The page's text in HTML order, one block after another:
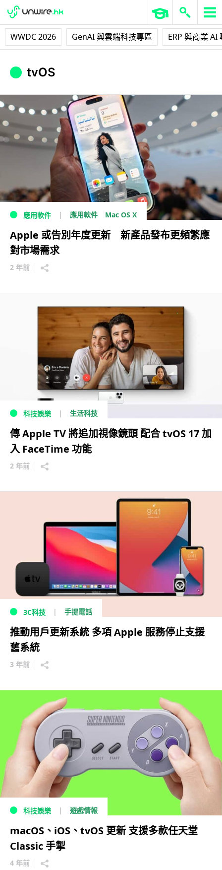
WWDC 2026 GenAI 與雲端科技專區 ERP 與商業 AI
tvOS
應用軟件 應用軟件 Mac OS X
Apple 或告別年度更新 新產品發布更頻繁應
對市場需求
2 年前
科技娛樂 生活科技
傳 Apple TV 將追加視像鏡頭 配合 tvOS 17 加
入 FaceTime 功能
2 年前
3C科技 手提電話
推動用戶更新系統 多項 Apple 服務停止支援
舊系統
3 年前
科技娛樂 遊戲情報
macOS、iOS、tvOS 更新 支援多款任天堂
Classic 手掣
4 年前